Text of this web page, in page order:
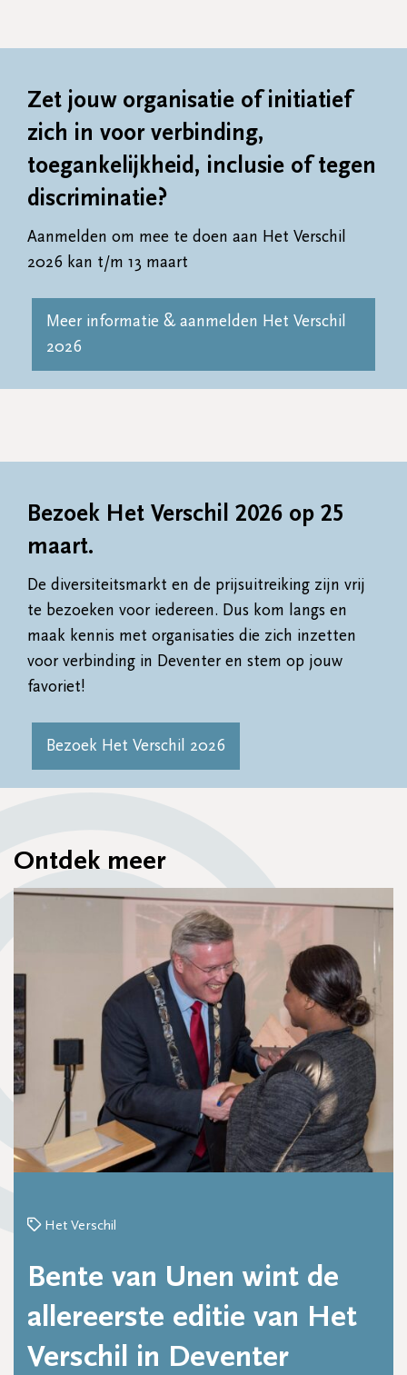
Zet jouw organisatie of initiatief
zich in voor verbinding,
toegankelijkheid, inclusie of tegen
discriminatie?
Aanmelden om mee te doen aan Het Verschil
2026 kan t/m 13 maart
Meer informatie & aanmelden Het Verschil
2026
Bezoek Het Verschil 2026 op 25
maart.
De diversiteitsmarkt en de prijsuitreiking zijn vrij
te bezoeken voor iedereen. Dus kom langs en
maak kennis met organisaties die zich inzetten
voor verbinding in Deventer en stem op jouw
favoriet!
Bezoek Het Verschil 2026
Ontdek meer
Het Verschil
Bente van Unen wint de
allereerste editie van Het
Verschil in Deventer